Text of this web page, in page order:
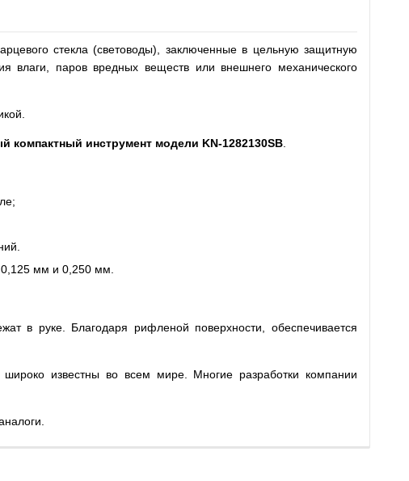
стекла (световоды), заключенные в цельную защитную
влаги, паров вредных веществ или внешнего механического
компактный инструмент модели KN-1282130SB
0,125 мм и 0,250 мм.
в руке. Благодаря рифленой поверхности, обеспечивается
известны во всем мире. Многие разработки компании